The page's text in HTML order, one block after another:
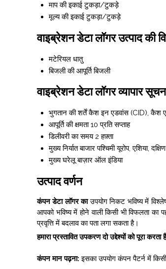
माप की इकाई टुकड़ा/टुकड़े
मूल्य की इकाई टुकड़ा/टुकड़े
वाइब्रेशन डेटा लॉगर उत्पाद की
मटेरियल धातु
बिजली की आपूर्ति बिजली
वाइब्रेशन डेटा लॉगर व्यापार
भुगतान की शर्तें कैश इन एडवांस (CID), कैश
आपूर्ति की क्षमता 10 प्रति सप्ताह
डिलीवरी का समय 2 हफ़्ता
मुख्य निर्यात बाजार पश्चिमी यूरोप, एशिया,
मुख्य घरेलू बाज़ार ऑल इंडिया
उत्पाद वर्णन
कंपन डेटा लॉगर काउपयोग निकट भविष्य में
आपको भविष्य में होने वाली किसी भी विफलता
प्रवृत्ति में बदलाव का पता लगा सकता है।
हमारा प्रस्तावित उपकरण दो उद्देश्यों को पूरा करता
कंपन मान पढ़ना: इसका उपयोग कंपन पैटर्न में